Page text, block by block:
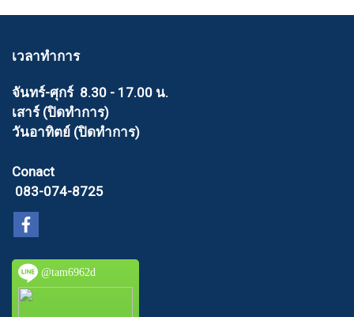
เวลาทำการ
จันทร์-ศุกร์ 8.30 - 17.00 น.
เสาร์ (ปิดทำการ)
วันอาทิตย์ (ปิดทำการ)
Conact
083-074-8725
@tam6962d